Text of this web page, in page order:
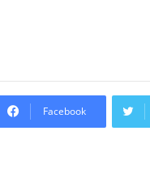
Facebook